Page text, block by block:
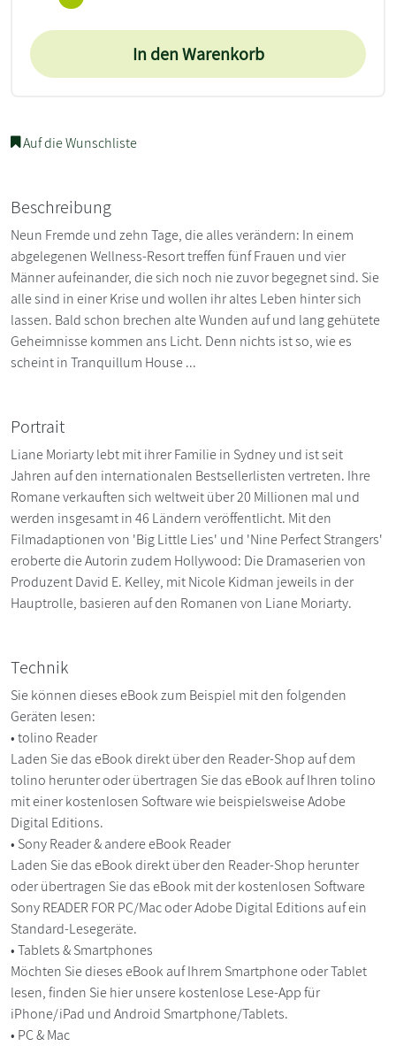
In den Warenkorb
Auf die Wunschliste
Beschreibung
Neun Fremde und zehn Tage, die alles verändern: In einem
abgelegenen Wellness-Resort treffen fünf Frauen und vier
Männer aufeinander, die sich noch nie zuvor begegnet sind. Sie
alle sind in einer Krise und wollen ihr altes Leben hinter sich
lassen. Bald schon brechen alte Wunden auf und lang gehütete
Geheimnisse kommen ans Licht. Denn nichts ist so, wie es
scheint in Tranquillum House ...
Portrait
Liane Moriarty lebt mit ihrer Familie in Sydney und ist seit
Jahren auf den internationalen Bestsellerlisten vertreten. Ihre
Romane verkauften sich weltweit über 20 Millionen mal und
werden insgesamt in 46 Ländern veröffentlicht. Mit den
Filmadaptionen von 'Big Little Lies' und 'Nine Perfect Strangers'
eroberte die Autorin zudem Hollywood: Die Dramaserien von
Produzent David E. Kelley, mit Nicole Kidman jeweils in der
Hauptrolle, basieren auf den Romanen von Liane Moriarty.
Technik
Sie können dieses eBook zum Beispiel mit den folgenden
Geräten lesen:
• tolino Reader
Laden Sie das eBook direkt über den Reader-Shop auf dem
tolino herunter oder übertragen Sie das eBook auf Ihren tolino
mit einer kostenlosen Software wie beispielsweise Adobe
Digital Editions.
• Sony Reader & andere eBook Reader
Laden Sie das eBook direkt über den Reader-Shop herunter
oder übertragen Sie das eBook mit der kostenlosen Software
Sony READER FOR PC/Mac oder Adobe Digital Editions auf ein
Standard-Lesegeräte.
• Tablets & Smartphones
Möchten Sie dieses eBook auf Ihrem Smartphone oder Tablet
lesen, finden Sie hier unsere kostenlose Lese-App für
iPhone/iPad und Android Smartphone/Tablets.
• PC & Mac